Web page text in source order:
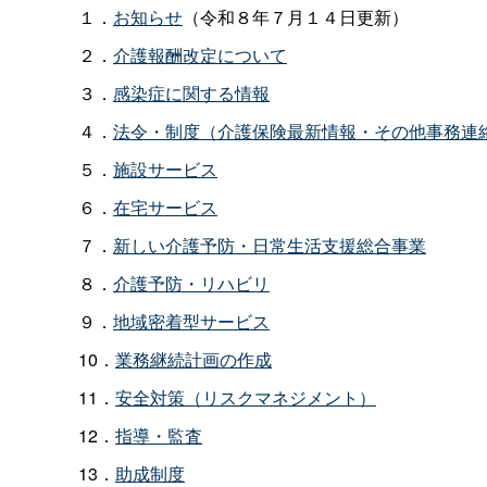
１． お知らせ （令和８年７月１４日更新）
２． 介護報酬改定について
３． 感染症に関する情報
４． 法令・制度（介護保険最新情報・その他事務連
５． 施設サービス
６． 在宅サービス
７． 新しい介護予防・日常生活支援総合事業
８． 介護予防・リハビリ
９． 地域密着型サービス
10． 業務継続計画の作成
11． 安全対策（リスクマネジメント）
12． 指導・監査
13． 助成制度